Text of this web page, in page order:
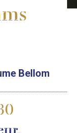
Bellom